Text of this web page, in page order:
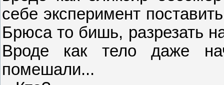
себе эксперимент
Брюса то бишь, разрезать
Вроде как тело даже
помешали...